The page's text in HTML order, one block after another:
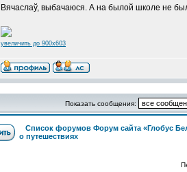
Вячаслаў, выбачаюся. А на былой школе не
увеличить до 900x603
Показать сообщения:
Список форумов Форум сайта «Глобус
о путешествиях